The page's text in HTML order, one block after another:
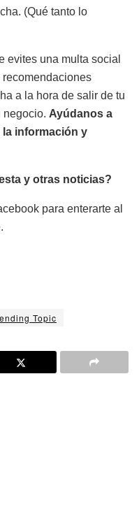
(Qué tanto lo
evites una multa social
a la hora de salir de tu
negocio. Ayúdanos a
la información y
y otras noticias?
para enterarte al
Topic